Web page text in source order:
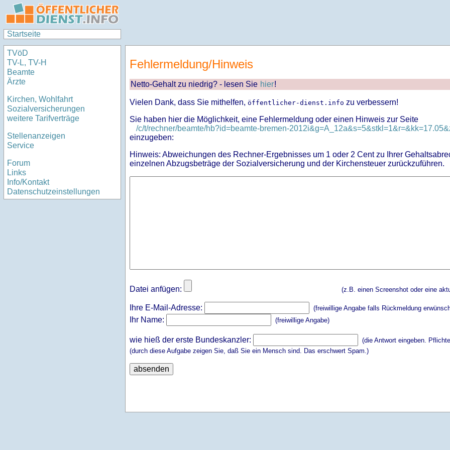
Startseite
TVöD
TV-L, TV-H
Beamte
Ärzte
Kirchen, Wohlfahrt
Sozialversicherungen
weitere Tarifverträge
Stellenanzeigen
Service
Forum
Links
Info/Kontakt
Datenschutzeinstellungen
Fehlermeldung/Hinweis
Netto-Gehalt zu niedrig? - lesen Sie hier!
Vielen Dank, dass Sie mithelfen, öffentlicher-dienst.info zu verbessern!
Sie haben hier die Möglichkeit, eine Fehlermeldung oder einen Hinweis zur Seite
/c/t/rechner/beamte/hb?id=beamte-bremen-
einzugeben:
Hinweis: Abweichungen des Rechner-Ergebnisses um 1 oder 2 Cent zu Ihrer
einzelnen Abzugsbeträge der Sozialversicherung und der Kirchensteuer zurückzuführen.
Datei anfügen: (z.B. einen Screenshot oder eine
Ihre E-Mail-Adresse: (freiwillige Angabe falls Rückmeldung
Ihr Name: (freiwillige Angabe)
wie hieß der erste Bundeskanzler:
(die Antwort eingeben.
(durch diese Aufgabe zeigen Sie, daß Sie ein Mensch sind. Das erschwert Spam.)